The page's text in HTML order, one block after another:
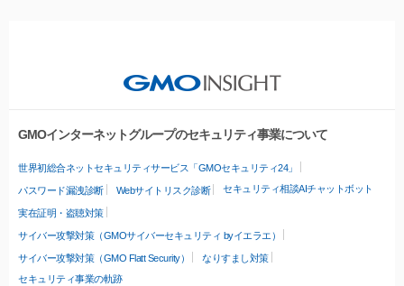
GMOインターネットグループのセキュリティ事業について
世界初総合ネットセキュリティサービス「GMOセキュリティ24」
パスワード漏洩診断 Webサイトリスク診断 セキュリティ相談AIチャットボット
実在証明・盗聴対策
サイバー攻撃対策（GMOサイバーセキュリティ byイエラエ）
サイバー攻撃対策（GMO Flatt Security）
なりすまし対策
セキュリティ事業の軌跡